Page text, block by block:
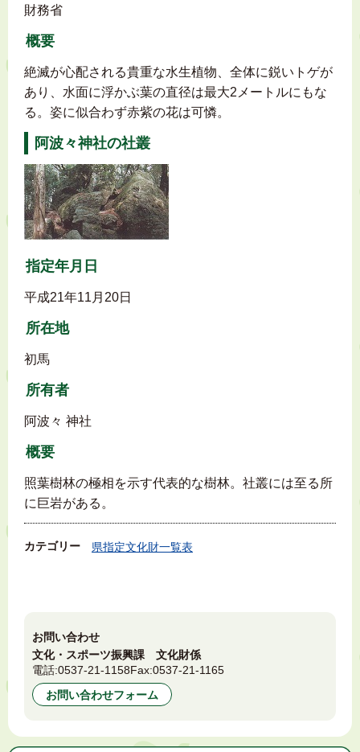
財務省
概要
絶滅が心配される貴重な水生植物、全体に鋭いトゲが
あり、水面に浮かぶ葉の直径は最大2メートルにもな
る。姿に似合わず赤紫の花は可憐。
阿波々神社の社叢
指定年月日
平成21年11月20日
所在地
初馬
所有者
阿波々 神社
概要
照葉樹林の極相を示す代表的な樹林。社叢には至る所
に巨岩がある。
カテゴリー 県指定文化財一覧表
お問い合わせ
文化・スポーツ振興課 文化財係
電話:0537-21-1158Fax:0537-21-1165
お問い合わせフォーム